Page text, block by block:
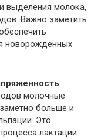
выделения молока,
Важно заметить
новорожденных
молочные
больше и
Это
лактации.